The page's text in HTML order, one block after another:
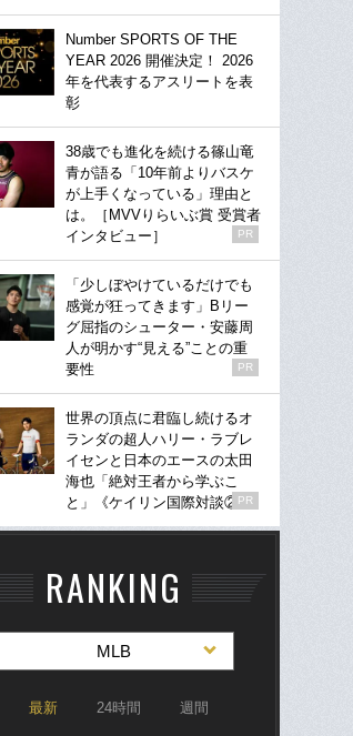
Number SPORTS OF THE
YEAR 2026 開催決定！ 2026
年を代表するアスリートを表
彰
38歳でも進化を続ける篠山竜
青が語る「10年前よりバスケ
が上手くなっている」理由と
は。［MVVりらいぶ賞 受賞者
インタビュー］
PR
「少しぼやけているだけでも
感覚が狂ってきます」Bリー
グ屈指のシューター・安藤周
人が明かす“見える”ことの重
要性
PR
世界の頂点に君臨し続けるオ
ランダの超人ハリー・ラブレ
イセンと日本のエースの太田
海也「絶対王者から学ぶこ
と」《ケイリン国際対談②》
PR
RANKING
MLB
最新 24時間 週間